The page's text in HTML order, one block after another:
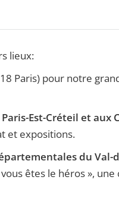
lieux:
Paris) pour notre
Est-Créteil et aux
et expositions.
du Val-
êtes le héros »,